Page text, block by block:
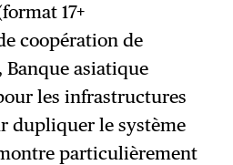
17+
coopération de
Banque asiatique
les infrastructures
dupliquer le système
particulièrement